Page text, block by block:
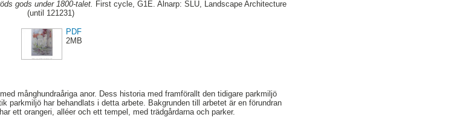
gods under 1800-talet. First cycle, G1E. Alnarp: SLU, Landscape Architecture
(until 121231)
PDF
2MB
månghundraåriga anor. Dess historia med framförallt den tidigare parkmiljö
parkmiljö har behandlats i detta arbete. Bakgrunden till arbetet är en förundran
ett orangeri, alléer och ett tempel, med trädgårdarna och parker.